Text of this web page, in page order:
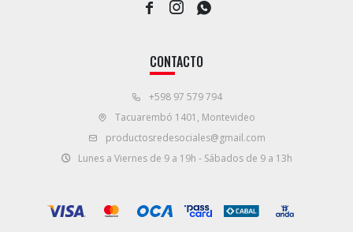
CONTACTO
+598 97 579 794
Tacuarembó 1401, Montevideo
productosredesociales@gmail.com
Lunes a Viernes de 9 a 19h - Sábados de 9 a 13h
  